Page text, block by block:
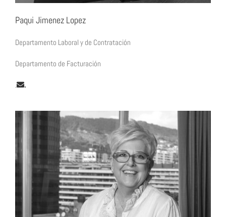
Paqui Jimenez Lopez
Departamento Laboral y de Contratación
Departamento de Facturación
. .